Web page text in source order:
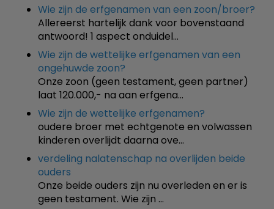
Wie zijn de erfgenamen van een zoon/broer?
Allereerst hartelijk dank voor bovenstaand
antwoord! 1 aspect onduidel…
Wie zijn de wettelijke erfgenamen van een
ongehuwde zoon?
Onze zoon (geen testament, geen partner)
laat 120.000,- na aan erfgena…
Wie zijn de wettelijke erfgenamen?
oudere broer met echtgenote en volwassen
kinderen overlijdt daarna ove…
verdeling nalatenschap na overlijden beide
ouders
Onze beide ouders zijn nu overleden en er is
geen testament. Wie zijn …